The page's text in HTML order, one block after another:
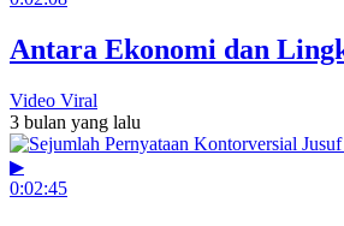
Antara Ekonomi dan
Video Viral
3 bulan yang lalu
▶
0:02:45